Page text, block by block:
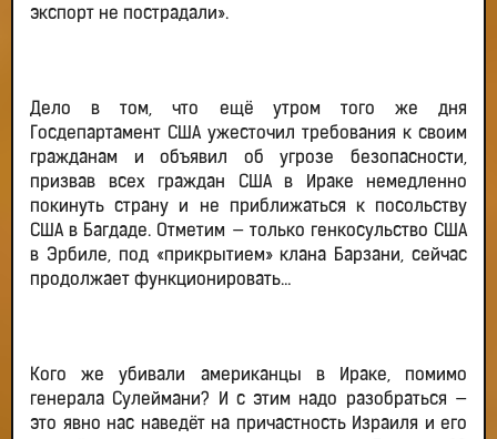
экспорт не пострадали».
Дело в том, что ещё утром того же дня
Госдепартамент США ужесточил требования к своим
гражданам и объявил об угрозе безопасности,
призвав всех граждан США в Ираке немедленно
покинуть страну и не приближаться к посольству
США в Багдаде. Отметим — только генкосульство США
в Эрбиле, под «прикрытием» клана Барзани, сейчас
продолжает функционировать…
Кого же убивали американцы в Ираке, помимо
генерала Сулеймани? И с этим надо разобраться —
это явно нас наведёт на причастность Израиля и его